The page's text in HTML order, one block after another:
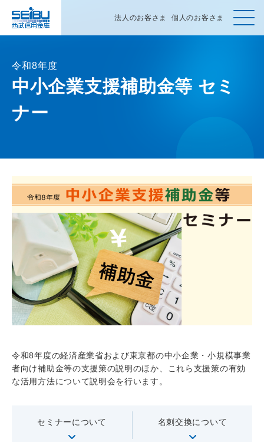
法人のお客さま 個人のお客さま
ホーム
法人・個人事業主のお客さま
学生の皆さま
西武信用金庫について
金利
店舗・ATM お問い合わせ
令和8年度
中小企業支援補助金等 セミ
ナー
令和8年度の経済産業省および東京都の中小企業・小規模事業
者向け補助金等の支援策の説明のほか、これら支援策の有効
な活用方法について説明会を行います。
セミナーについて 名刺交換について